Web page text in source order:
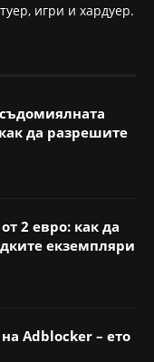
игри и хардуер.
да разрешите
2 евро: как да
екземпляри
Adblocker – ето